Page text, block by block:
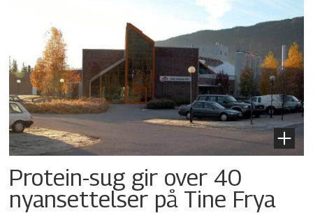
Protein-sug gir over 40
nyansettelser på Tine Frya